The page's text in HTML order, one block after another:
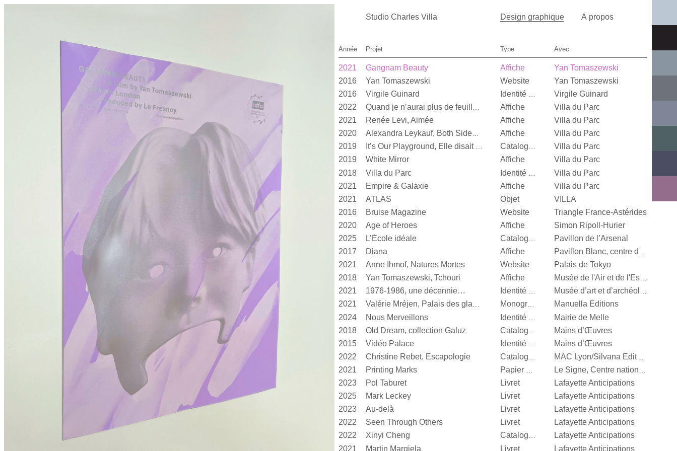
Studio Charles Villa Design graphique À propos
Année Projet Type Avec
2021 Gangnam Beauty Affiche
Yan Tomaszewski
2016
Yan Tomaszewski Website
Yan Tomaszewski
2016
Virgile Guinard
Virgile Guinard
2022
Quand je n’aurai plus de feuille, […] Affiche
Villa du Parc
2021
Renée Levi, Aimée Affiche
Villa du Parc
2020
Alexandra Leykauf, Both Sides Now Affiche
Villa du Parc
2019
It’s Our Playground, Elle disait bonjour aux machines Catalogue d’exposition
Villa du Parc
2019
White Mirror Affiche
Villa du Parc
2018
Villa du Parc
Villa du Parc
2021
Empire & Galaxie Affiche
Villa du Parc
2021
ATLAS Objet
VILLA
2016
Bruise Magazine Website
Triangle France-Astérides
2020
Age of Heroes Affiche
Simon Ripoll-Hurier
2025
L’École idéale Catalogue d’exposition
Pavillon de l’Arsenal
2017
Diana Affiche Pavillon Blanc, centre d’art contemporain de la Ville de Colomiers
2021 Anne Ihmof, Natures Mortes Website
Palais de Tokyo
2018
Yan Tomaszewski, Tchouri Affiche Musée de l'Air et de l'Espace
2021 1976-1986, une décennie… Identité visuelle Musée d’art et d’archéologie d’Aurillac
2021 Valérie Mréjen, Palais des glaces Monographie
Manuella Éditions
2024
Nous Merveillons
Mairie de Melle
2018
Old Dream, collection Galuz
Mains d’Œuvres
2015
Vidéo Palace
Mains d’Œuvres
2022
Christine Rebet, Escapologie MAC Lyon/Silvana Editoriale
2021 Printing Marks
2023 Pol Taburet Livret
Lafayette Anticipations
2025
Mark Leckey Livret
Lafayette Anticipations
2023
Au-delà Livret
Lafayette Anticipations
2022
Seen Through Others Livret
Lafayette Anticipations
2022
Xinyi Cheng Catalogue d’exposition
Lafayette Anticipations
2021
Martin Margiela Livret Lafayette Anticipations